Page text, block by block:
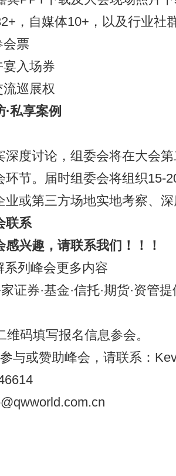
，自媒体10+，以及行业社
会票
入场券
巡展权
私享案例
深度讨论，组委会将在大会
环节。届时组委会将组织15-
业或第三方场地实地考察、
联系
兴趣，请联系我们！！！
列峰会更多内容
证券·基金·信托·期货·资管
码填写报名信息参会。
与或赞助峰会，请联系：